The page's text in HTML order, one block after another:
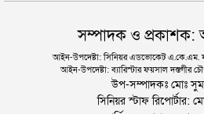
সম্পাদক ও প্রকাশক:
আইন-উপদেষ্টা: সিনিয়র এডভোকেট এ.কে.এম.
আইন-উপদেষ্টা: ব্যারিস্টার ফয়সাল দস্তগীর
উপ-সম্পাদকঃ মোঃ
সিনিয়র স্টাফ রিপোর্টার: